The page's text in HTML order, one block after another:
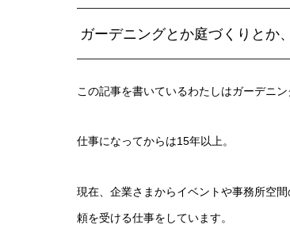
ガーデニングとか庭づくりとか
この記事を書いているわたしはガーデニ
仕事になってからは15年以上。
現在、企業さまからイベントや事務所空
頼を受ける仕事をしています。